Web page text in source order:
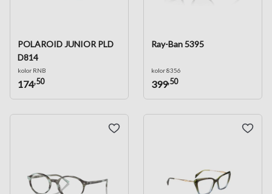
POLAROID JUNIOR PLD
D814
kolor RNB
174,50
Ray-Ban 5395
kolor 8356
399,50